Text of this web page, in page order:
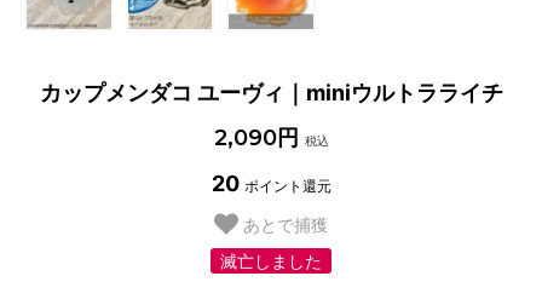
カップメンダコ ユーヴィ｜miniウルトラライチ
2,090円 税込
20 ポイント還元
あとで捕獲
滅亡しました